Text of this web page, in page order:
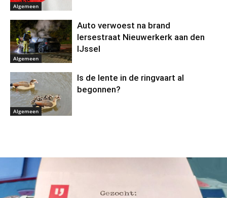
Algemeen
Algemeen
Auto verwoest na brand
Iersestraat Nieuwerkerk aan den
IJssel
Algemeen
Is de lente in de ringvaart al
begonnen?